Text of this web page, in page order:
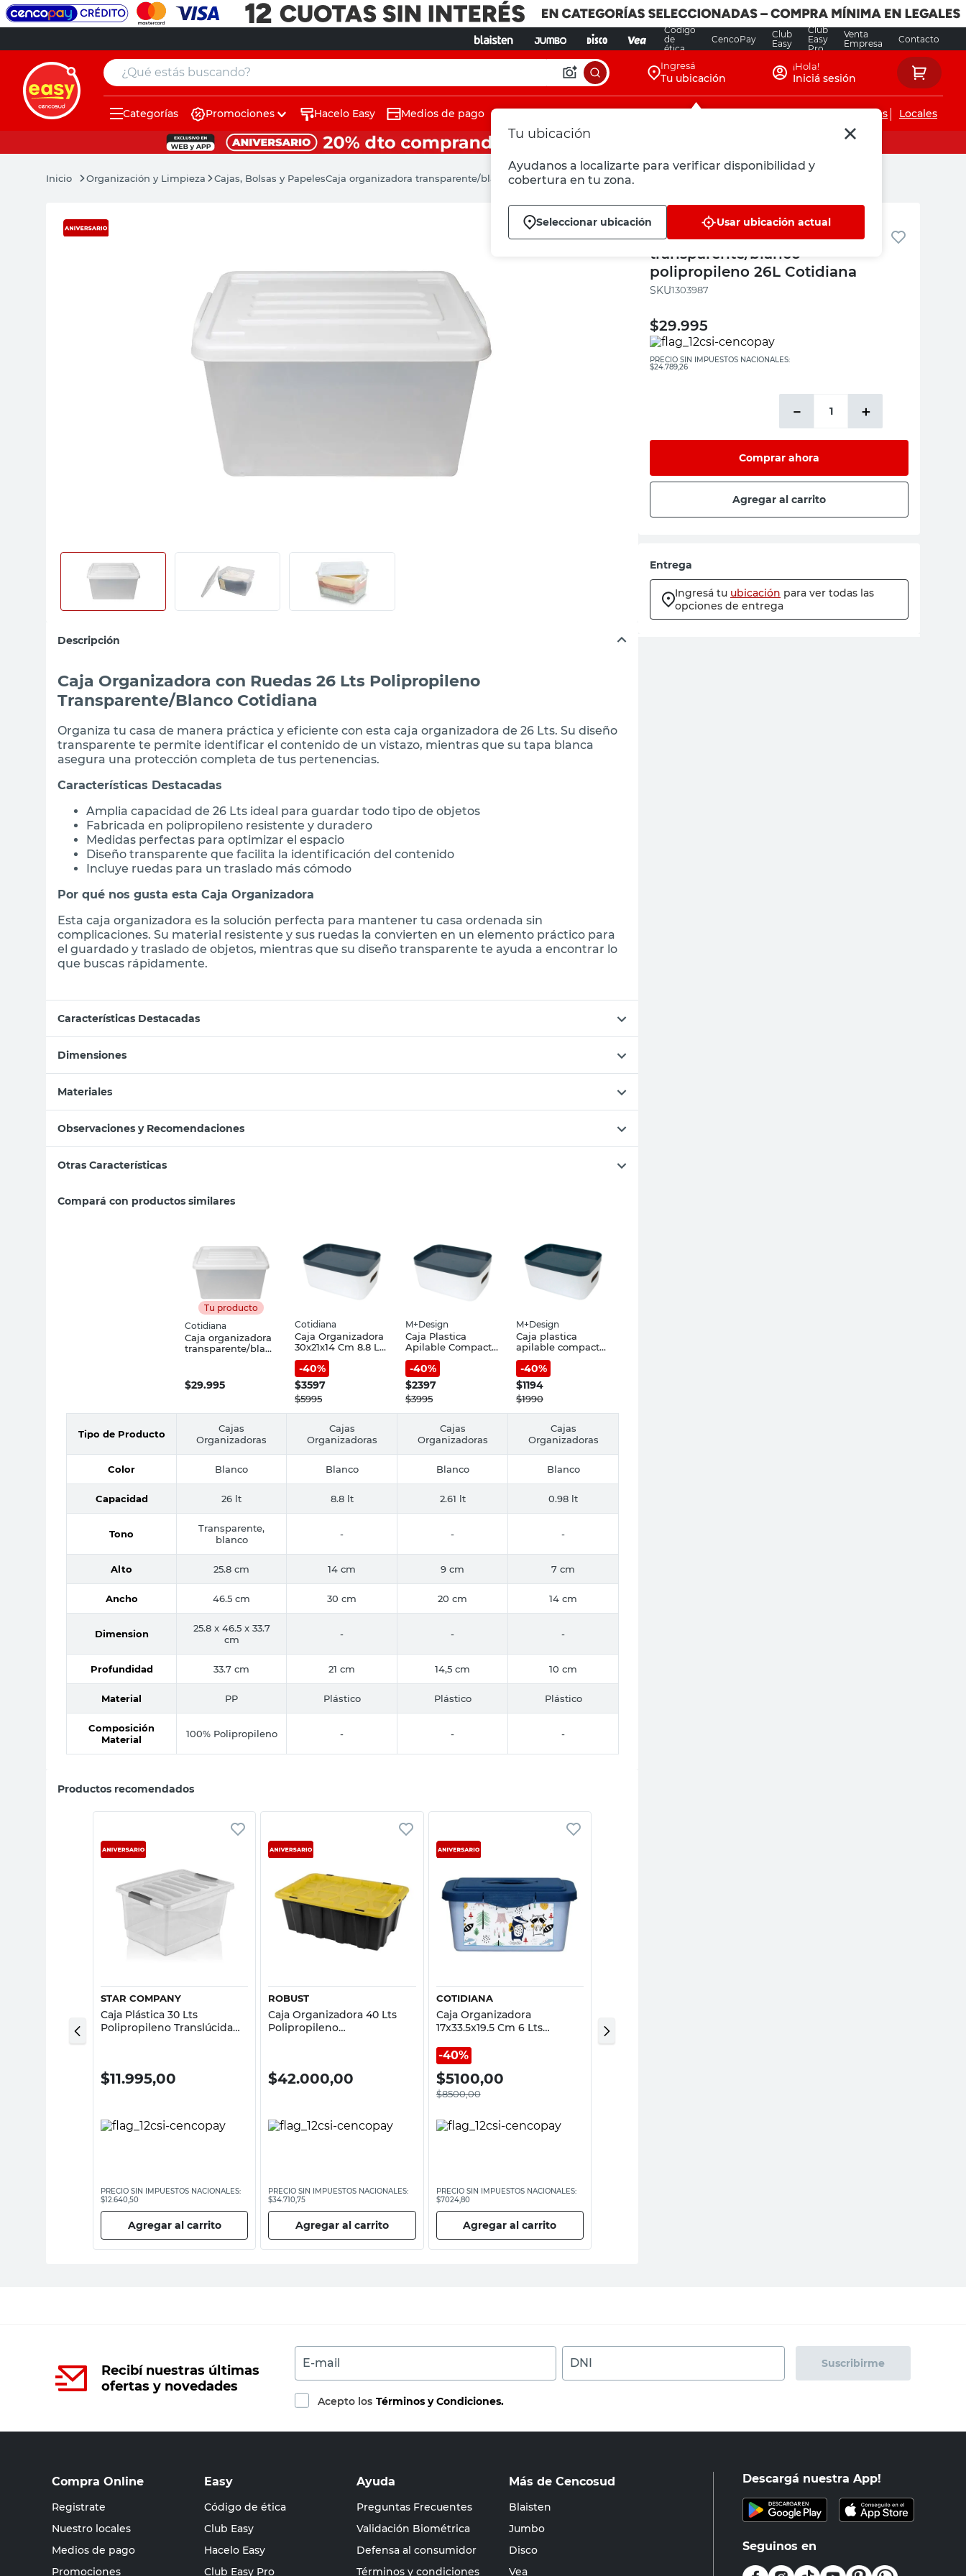
Código
de
ética
CencoPay
Club
Easy
Club
Easy
Pro
Venta
Empresa
Contacto
¿Qué estás buscando? Ingresá
Tu ubicación
Tu ubicación
Ayudanos a localizarte para verificar disponibilidad y
cobertura en tu zona.
Seleccionar ubicación Usar ubicación actual
¡Hola!
Iniciá sesión
Categorías Promociones Hacelo Easy Medios de pago Servicios de instalaciones Locales
Organización y Limpieza Cajas, Bolsas y PapelesCaja organizadora transparente/blanco polipropileno 26L Cotidiana
Descripción
Caja Organizadora con Ruedas 26 Lts Polipropileno
Transparente/Blanco Cotidiana
Organiza tu casa de manera práctica y eficiente con esta caja organizadora de 26 Lts. Su diseño
transparente te permite identificar el contenido de un vistazo, mientras que su tapa blanca
asegura una protección completa de tus pertenencias.
Características Destacadas
Amplia capacidad de 26 Lts ideal para guardar todo tipo de objetos
Fabricada en polipropileno resistente y duradero
Medidas perfectas para optimizar el espacio
Diseño transparente que facilita la identificación del contenido
Incluye ruedas para un traslado más cómodo
Por qué nos gusta esta Caja Organizadora
Esta caja organizadora es la solución perfecta para mantener tu casa ordenada sin
complicaciones. Su material resistente y sus ruedas la convierten en un elemento práctico para
el guardado y traslado de objetos, mientras que su diseño transparente te ayuda a encontrar lo
que buscas rápidamente.
Características Destacadas
Dimensiones
Materiales
Observaciones y Recomendaciones
Otras Características
Compará con productos similares
Tu producto
Cotidiana
Caja organizadora
transparente/blanc
$29.995
Cotidiana
Caja Organizadora
30x21x14 Cm 8.8 Lts
Plástico Blanco
Cotidiana
-40%
$3597
$5995
M+Design
Caja Plastica
Apilable Compacta
M Tt
-40%
$2397
$3995
M+Design
Caja plastica
apilable compacta
s tt
-40%
$1194
$1990
Tipo de Producto
Cajas
Organizadoras
Cajas
Organizadoras
Cajas
Organizadoras
Cajas
Organizadoras
Color Blanco Blanco Blanco Blanco
Capacidad 26 lt 8.8 lt 2.61 lt 0.98 lt
Tono
Transparente,
blanco
- - -
Alto 25.8 cm 14 cm 9 cm 7 cm
Ancho 46.5 cm 30 cm 20 cm 14 cm
Dimension
25.8 x 46.5 x 33.7
cm
- - -
Profundidad 33.7 cm 21 cm 14,5 cm 10 cm
Material PP Plástico Plástico Plástico
Composición
Material
100% Polipropileno - - -
Productos recomendados
Vista rápida
STAR COMPANY
Caja Plástica 30 Lts
Polipropileno Translúcida
$11.995,00
PRECIO SIN IMPUESTOS NACIONALES:
$12.640,50
Agregar al carrito
Vista rápida
ROBUST
Caja Organizadora 40 Lts
Polipropileno
$42.000,00
PRECIO SIN IMPUESTOS NACIONALES:
$34.710,75
Agregar al carrito
Vista rápida
COTIDIANA
Caja Organizadora
17x33.5x19.5 Cm 6 Lts
Cotidiana
40%
$5100,00
$8500,00
PRECIO SIN IMPUESTOS NACIONALES:
$7024,80
Agregar al carrito
16X19,5X35 Cm Polipropileno
Transparente 3 Un Star
Cotidiana
Caja organizadora
transparente/blanco
polipropileno 26L Cotidiana
:1303987
$29.995
PRECIO SIN IMPUESTOS NACIONALES:
$24.789,26
＋
－
Comprar ahora
Agregar al carrito
Entrega
Ingresá tu ubicación para ver todas las
opciones de entrega
Recibí nuestras últimas
ofertas y novedades
E-mail DNI Suscribirme
Acepto los Términos y Condiciones.
Compra Online
Registrate
Nuestro locales
Medios de pago
Promociones
Easy
Código de ética
Club Easy
Hacelo Easy
Club Easy Pro
Ayuda
Preguntas Frecuentes
Validación Biométrica
Defensa al consumidor
Términos y condiciones
Más de Cencosud
Blaisten
Jumbo
Disco
Vea
Descargá nuestra App!
Seguinos en
muebles